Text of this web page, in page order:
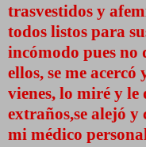
trasvestidos y
todos listos para
incómodo pues no
ellos, se me
vienes, lo miré y
extraños,se alejó y
mi médico